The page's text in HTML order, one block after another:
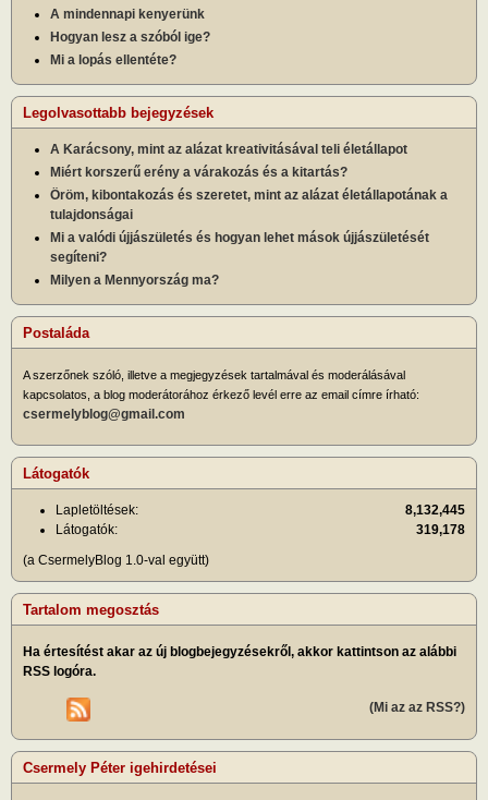
A mindennapi kenyerünk
Hogyan lesz a szóból ige?
Mi a lopás ellentéte?
Legolvasottabb bejegyzések
A Karácsony, mint az alázat kreativitásával teli életállapot
Miért korszerű erény a várakozás és a kitartás?
Öröm, kibontakozás és szeretet, mint az alázat életállapotának a
tulajdonságai
Mi a valódi újjászületés és hogyan lehet mások újjászületését
segíteni?
Milyen a Mennyország ma?
Postaláda
A szerzőnek szóló, illetve a megjegyzések tartalmával és moderálásával
kapcsolatos, a blog moderátorához érkező levél erre az email címre írható:
csermelyblog@gmail.com
Látogatók
Lapletöltések:
8,132,445
Látogatók:
319,178
(a CsermelyBlog 1.0-val együtt)
Tartalom megosztás
Ha értesítést akar az új blogbejegyzésekről, akkor kattintson az alábbi
RSS logóra.
(Mi az az RSS?)
Csermely Péter igehirdetései